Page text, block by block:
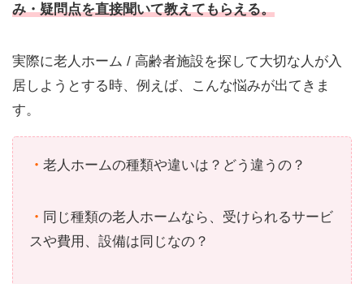
み・疑問点を直接聞いて教えてもらえる。
実際に老人ホーム / 高齢者施設を探して大切な人が入
居しようとする時、例えば、こんな悩みが出てきま
す。
・ 老人ホームの種類や違いは？どう違うの？
・ 同じ種類の老人ホームなら、受けられるサービ
スや費用、設備は同じなの？